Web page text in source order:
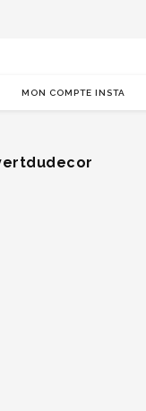
MON COMPTE INSTA